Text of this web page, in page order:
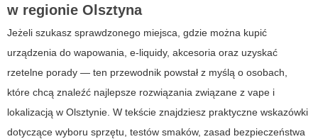
w regionie Olsztyna
Jeżeli szukasz sprawdzonego miejsca, gdzie można kupić
urządzenia do wapowania, e-liquidy, akcesoria oraz uzyskać
rzetelne porady — ten przewodnik powstał z myślą o osobach,
które chcą znaleźć najlepsze rozwiązania związane z vape i
lokalizacją w Olsztynie. W tekście znajdziesz praktyczne wskazówki
dotyczące wyboru sprzętu, testów smaków, zasad bezpieczeństwa